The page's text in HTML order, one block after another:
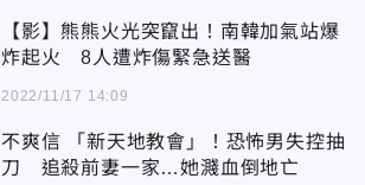
【影】熊熊火光突竄出！南韓加氣站爆
炸起火 8人遭炸傷緊急送醫
2022/11/17 14:09
不爽信 「新天地教會」！恐怖男失控抽
刀 追殺前妻一家…她濺血倒地亡